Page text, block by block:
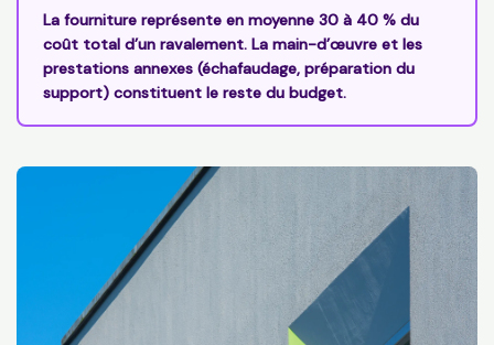
La fourniture représente en moyenne 30 à 40 % du
coût total d’un ravalement. La main-d’œuvre et les
prestations annexes (échafaudage, préparation du
support) constituent le reste du budget.